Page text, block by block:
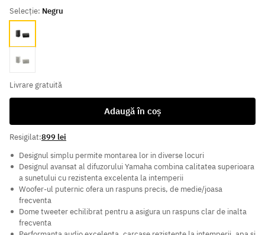
Selecție: Negru
Negru
White
Livrare gratuită
Adaugă în coș
Resigilat:899 lei
Designul simplu permite montarea lor in diverse locuri
Designul avansat al difuzorului Yamaha combina calitatea superioara
a sunetului cu rezistenta excelenta la intemperii
Woofer-ul puternic ofera un raspuns precis, de medie/joasa
frecventa
Dome tweeter echilibrat pentru a asigura un raspuns clar de inalta
frecventa